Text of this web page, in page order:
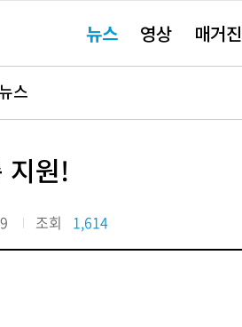
요뉴스 영상 매거진
스
지원!
조회 1,614